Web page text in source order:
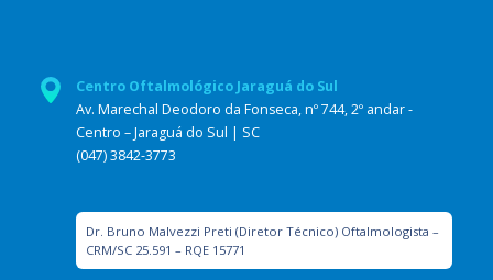
Centro Oftalmológico Jaraguá do Sul
Av. Marechal Deodoro da Fonseca, nº 744, 2º andar -
Centro – Jaraguá do Sul | SC
(047) 3842-3773
Dr. Bruno Malvezzi Preti (Diretor Técnico) Oftalmologista –
CRM/SC 25.591 – RQE 15771